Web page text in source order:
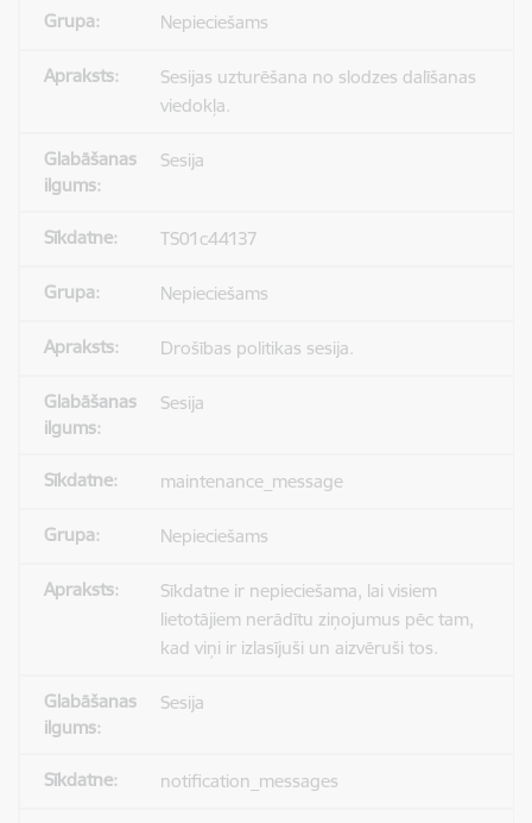
Nepieciešams
Sesijas uzturēšana no slodzes dalīšanas
viedokļa.
Sesija
TS01c44137
Nepieciešams
Drošības politikas sesija.
Sesija
maintenance_message
Nepieciešams
Sīkdatne ir nepieciešama, lai visiem
lietotājiem nerādītu ziņojumus pēc tam,
kad viņi ir izlasījuši un aizvēruši tos.
Sesija
notification_messages